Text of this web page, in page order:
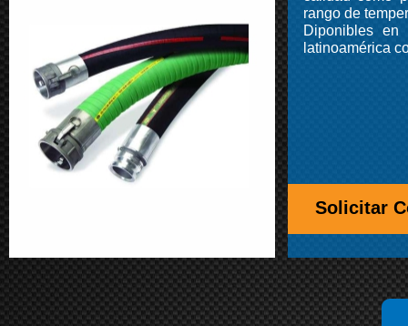
rango de
Diponibles
latinoamérica
Solicitar